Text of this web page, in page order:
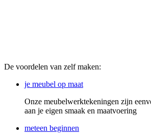
De voordelen van zelf maken:
je meubel op maat
Onze meubelwerktekeningen zijn
aan je eigen smaak en maatvoering
meteen beginnen